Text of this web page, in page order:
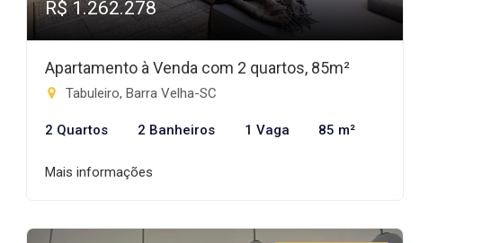
R$ 1.262.278
Apartamento à Venda com 2 quartos, 85m²
Tabuleiro, Barra Velha-SC
2 Quartos 2 Banheiros 1 Vaga 85 m²
Mais informações